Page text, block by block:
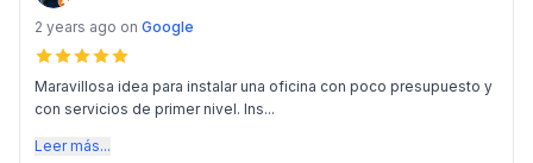
2 years ago on Google
Maravillosa idea para instalar una oficina con poco presupuesto y
con servicios de primer nivel. Ins...
Leer más...